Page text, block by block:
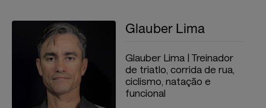
Glauber Lima
Glauber Lima | Treinador
de triatlo, corrida de rua,
ciclismo, natação e
funcional